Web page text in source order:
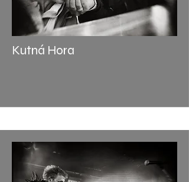
Kutná Hora